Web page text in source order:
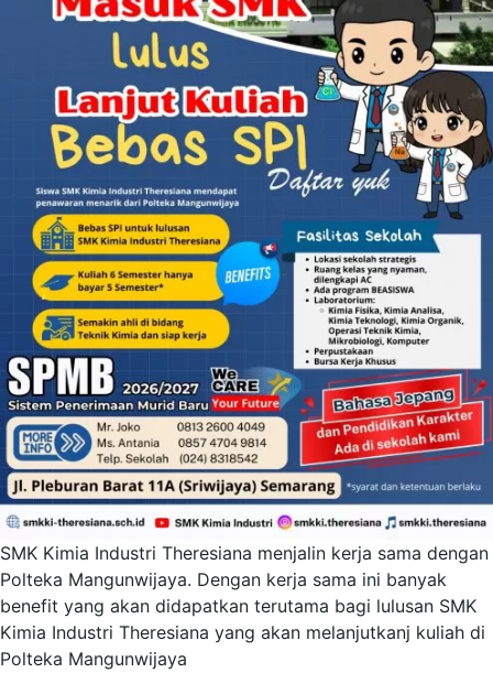
SMK Kimia Industri Theresiana menjalin kerja sama dengan
Polteka Mangunwijaya. Dengan kerja sama ini banyak
benefit yang akan didapatkan terutama bagi lulusan SMK
Kimia Industri Theresiana yang akan melanjutkanj kuliah di
Polteka Mangunwijaya